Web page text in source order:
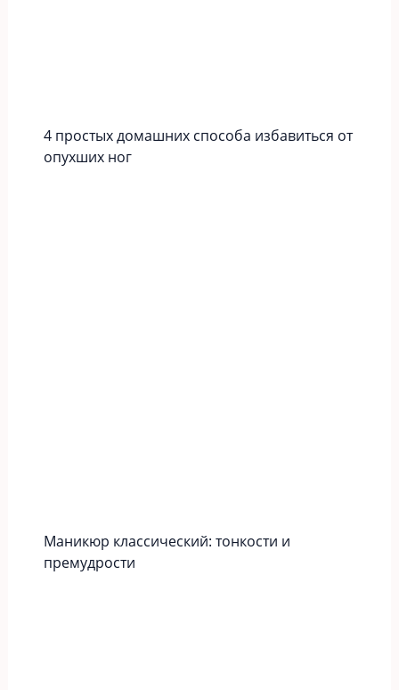
4 простых домашних способа избавиться от
опухших ног
Маникюр классический: тонкости и
премудрости